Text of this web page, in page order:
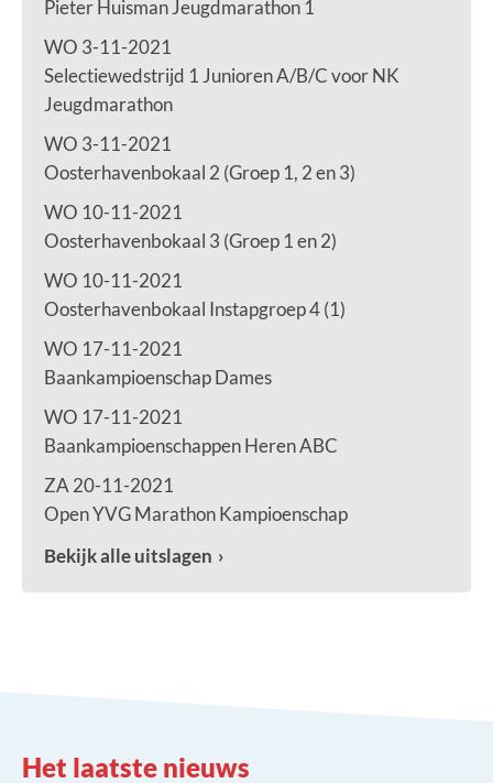
Pieter Huisman Jeugdmarathon 1
WO 3-11-2021
Selectiewedstrijd 1 Junioren A/B/C voor NK
Jeugdmarathon
WO 3-11-2021
Oosterhavenbokaal 2 (Groep 1, 2 en 3)
WO 10-11-2021
Oosterhavenbokaal 3 (Groep 1 en 2)
WO 10-11-2021
Oosterhavenbokaal Instapgroep 4 (1)
WO 17-11-2021
Baankampioenschap Dames
WO 17-11-2021
Baankampioenschappen Heren ABC
ZA 20-11-2021
Open YVG Marathon Kampioenschap
Bekijk alle uitslagen
Het laatste nieuws